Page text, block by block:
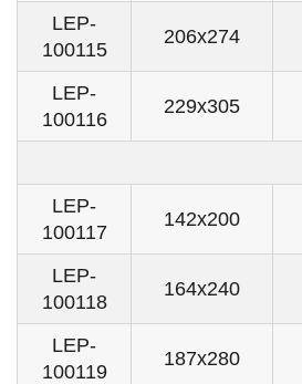
LEP-
100115
206x274
LEP-
100116
229x305
LEP-
100117
142x200
LEP-
100118
164x240
LEP-
100119
187x280